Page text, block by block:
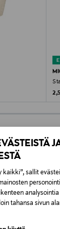
kaikki”, sallit
tahansa sivun
56,